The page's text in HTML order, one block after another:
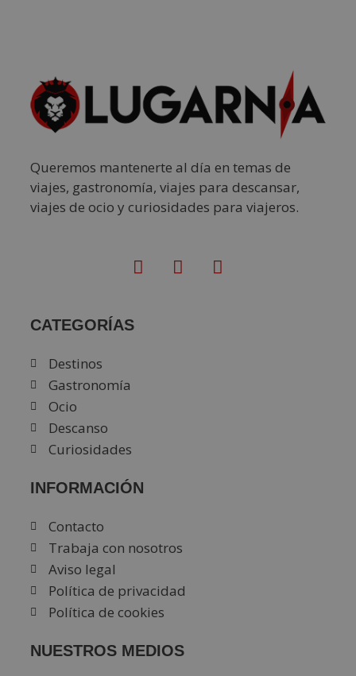
Queremos mantenerte al día en temas de
viajes, gastronomía, viajes para descansar,
viajes de ocio y curiosidades para viajeros.
CATEGORÍAS
Destinos
Gastronomía
Ocio
Descanso
Curiosidades
INFORMACIÓN
Contacto
Trabaja con nosotros
Aviso legal
Política de privacidad
Política de cookies
NUESTROS MEDIOS